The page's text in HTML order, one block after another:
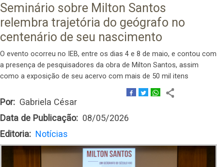
Seminário sobre Milton Santos
relembra trajetória do geógrafo no
centenário de seu nascimento
O evento ocorreu no IEB, entre os dias 4 e 8 de maio, e contou com
a presença de pesquisadores da obra de Milton Santos, assim
como a exposição de seu acervo com mais de 50 mil itens
Por
Gabriela César
Data de Publicação
08/05/2026
Editoria
Notícias